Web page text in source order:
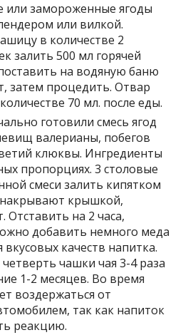
или замороженные ягоды
или вилкой.
в количестве 2
залить 500 мл горячей
на водяную баню
затем процедить. Отвар
70 мл. после еды.
готовили смесь ягод
валерианы, побегов
клюквы. Ингредиенты
пропорциях. 3 столовые
смеси залить кипятком
накрывают крышкой,
Отставить на 2 часа,
добавить немного меда
вкусовых качеств напитка.
чашки чая 3-4 раза
1-2 месяцев. Во время
воздержаться от
так как напиток
реакцию.